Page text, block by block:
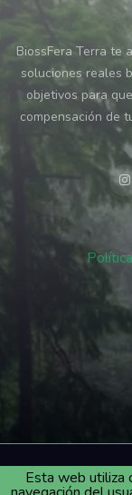
Esta web utiliza
BiossFera Terra te
soluciones reales
objetivos para
compensación de